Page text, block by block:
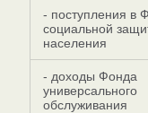
- поступления в
социальной
населения
- доходы Фонда
универсального
обслуживания